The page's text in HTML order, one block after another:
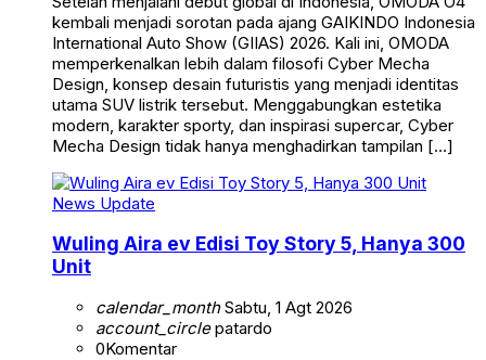
kembali menjadi sorotan pada ajang GAIKINDO Indonesia
International Auto Show (GIIAS) 2026. Kali ini, OMODA
memperkenalkan lebih dalam filosofi Cyber Mecha
Design, konsep desain futuristis yang menjadi identitas
utama SUV listrik tersebut. Menggabungkan estetika
modern, karakter sporty, dan inspirasi supercar, Cyber
Mecha Design tidak hanya menghadirkan tampilan […]
News Update
Wuling Aira ev Edisi Toy Story 5, Hanya 300
Unit
calendar_monthSabtu, 1 Agt 2026
account_circlepatardo
0Komentar